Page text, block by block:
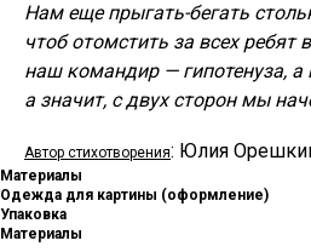
Нам еще прыгать-бегать
чтоб отомстить за всех ребят
наш командир — гипотенуза, а
а значит, с двух сторон мы
Автор стихотворения: Юлия
Материалы
Одежда для картины (оформление)
Упаковка
Материалы